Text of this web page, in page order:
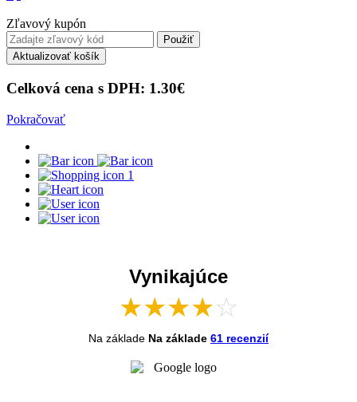
Zľavový kupón
Použiť
Aktualizovať košík
Celková cena s DPH: 1.30€
Pokračovať
1
Vynikajúce
★★★★☆
Na základe Na základe 61 recenzií